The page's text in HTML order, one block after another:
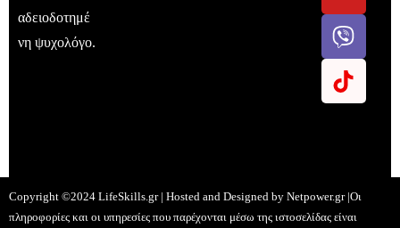
αδειοδοτημέ
νη ψυχολόγο.
Copyright ©2024 LifeSkills.gr | Hosted and Designed by Netpower.gr |Οι
πληροφορίες και οι υπηρεσίες που παρέχονται μέσω της ιστοσελίδας είναι